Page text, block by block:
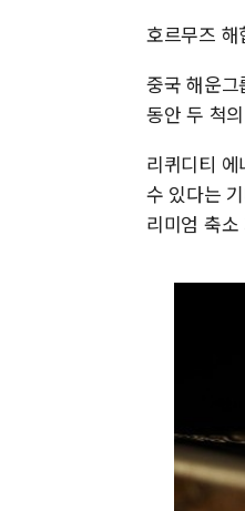
호르무즈
중국 해운
동안 두 척
리퀴디티
수 있다는
리미엄 축